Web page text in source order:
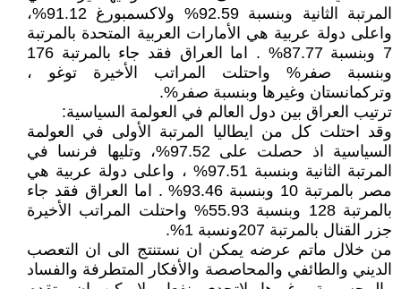
المرتبة الثانية وبنسبة 92.59% ولاكسمبورغ 91.12%،
واعلى دولة عربية هي الأمارات العربية المتحدة بالمرتبة
7 وبنسبة 87.77% . اما العراق فقد جاء بالمرتبة 176
وبنسبة صفر% واحتلت المراتب الأخيرة توغو ،
وتركمانستان وغيرها وبنسبة صفر%.
ترتيب العراق بين دول العالم في العولمة السياسية:
وقد احتلت كل من ايطاليا المرتبة الأولى في العولمة
السياسية اذ حصلت على 97.52%، وتليها فرنسا في
المرتبة الثانية وبنسبة 97.51% ، واعلى دولة عربية هي
مصر بالمرتبة 10 وبنسبة 93.46% . اما العراق فقد جاء
بالمرتبة 128 وبنسبة 55.93% واحتلت المراتب الأخيرة
جزر القنال بالمرتبة 207ونسبة 1%.
من خلال ماتم عرضه يمكن ان نستنتج الى ان التعصب
الديني والطائفي والمحاصصة والأفكار المتطرفة والفساد